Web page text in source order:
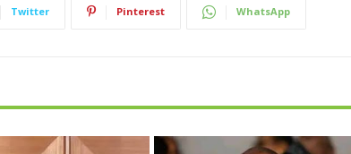
Twitter Pinterest WhatsApp